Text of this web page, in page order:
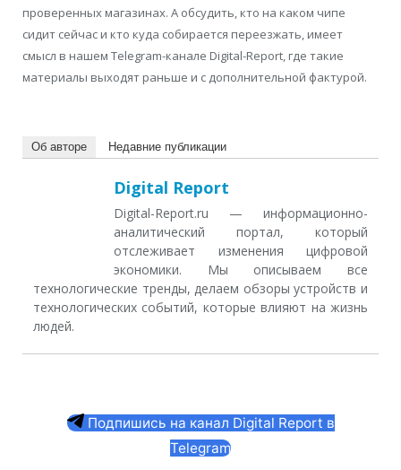
проверенных магазинах. А обсудить, кто на каком чипе
сидит сейчас и кто куда собирается переезжать, имеет
смысл в нашем Telegram-канале Digital-Report, где такие
материалы выходят раньше и с дополнительной фактурой.
Об авторе Недавние публикации
Digital Report
Digital-Report.ru — информационно-
аналитический портал, который
отслеживает изменения цифровой
экономики. Мы описываем все
технологические тренды, делаем обзоры устройств и
технологических событий, которые влияют на жизнь
людей.
Подпишись на канал Digital Report в
Telegram